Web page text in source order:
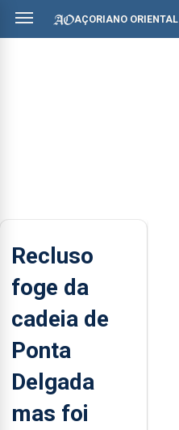
AÇORIANO ORIENTAL
Recluso
foge da
cadeia de
Ponta
Delgada
mas foi